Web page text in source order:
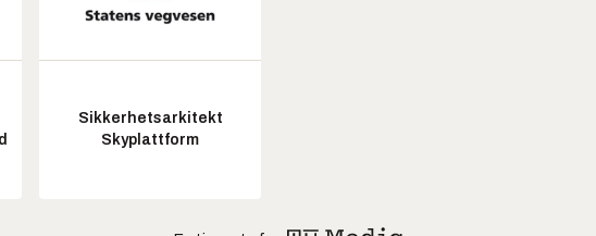
Sikkerhetsarkitekt
Skyplattform